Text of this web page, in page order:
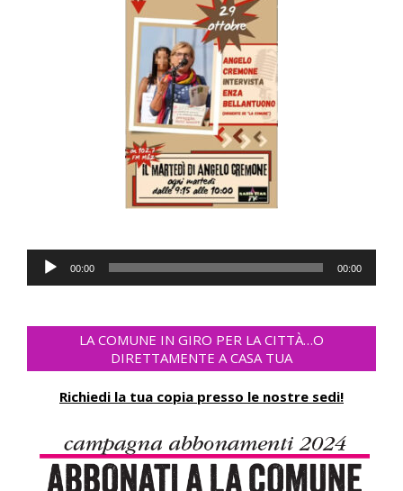
Audio
Player
00:00 00:00
LA COMUNE IN GIRO PER LA CITTÀ…O
DIRETTAMENTE A CASA TUA
Richiedi la tua copia presso le nostre sedi!